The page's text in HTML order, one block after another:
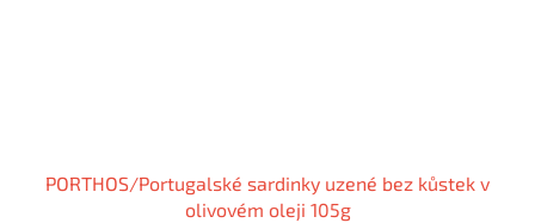
PORTHOS/Portugalské sardinky uzené bez kůstek v
olivovém oleji 105g